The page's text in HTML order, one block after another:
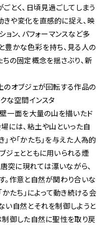
とく、日頃見過ごしてしまう
や変化を直感的に捉え、映
ョン、パフォーマンスなど多
豊かな色彩を持ち、見る人の
の固定概念を揺さぶり、新
のオブジェが回転する作品の
な空間インスタ
壁一面を大量の山を描いたド
には、粘土や山といった自
や「かたち」を与えた人為的
ジェとともに用いられる煙
唐突に現れては漂いながら、
。作意と自然が関わり合いな
かたち」によって動き続ける会
い自然とそれを制御しようと
制御した自然に聖性を取り戻